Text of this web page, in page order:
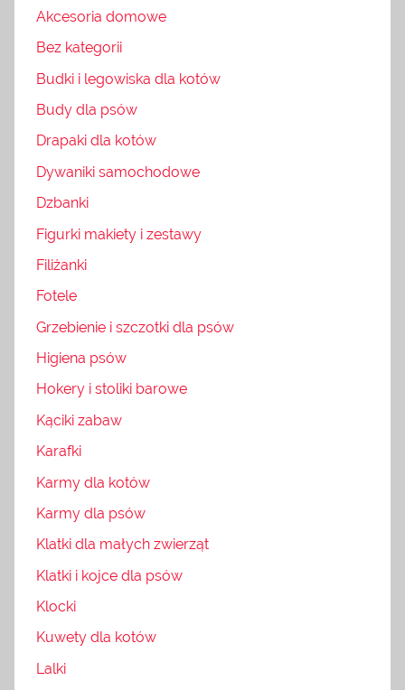
Akcesoria domowe
Bez kategorii
Budki i legowiska dla kotów
Budy dla psów
Drapaki dla kotów
Dywaniki samochodowe
Dzbanki
Figurki makiety i zestawy
Filiżanki
Fotele
Grzebienie i szczotki dla psów
Higiena psów
Hokery i stoliki barowe
Kąciki zabaw
Karafki
Karmy dla kotów
Karmy dla psów
Klatki dla małych zwierząt
Klatki i kojce dla psów
Klocki
Kuwety dla kotów
Lalki